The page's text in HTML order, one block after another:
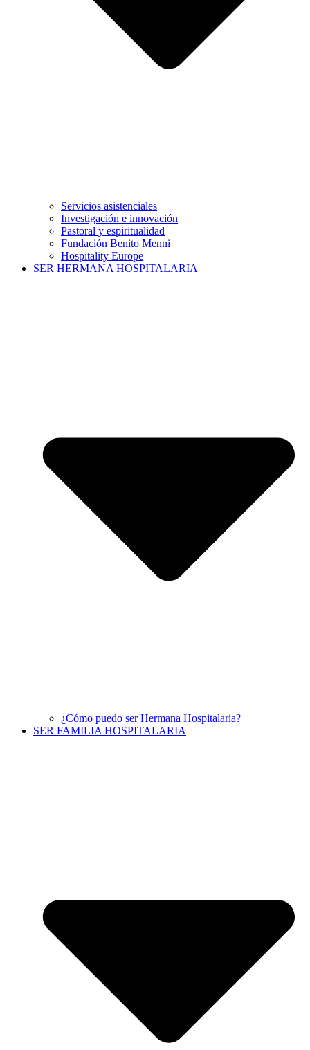
Servicios asistenciales
Investigación e innovación
Pastoral y espiritualidad
Fundación Benito Menni
Hospitality Europe
SER HERMANA HOSPITALARIA
¿Cómo puedo ser Hermana Hospitalaria?
SER FAMILIA HOSPITALARIA